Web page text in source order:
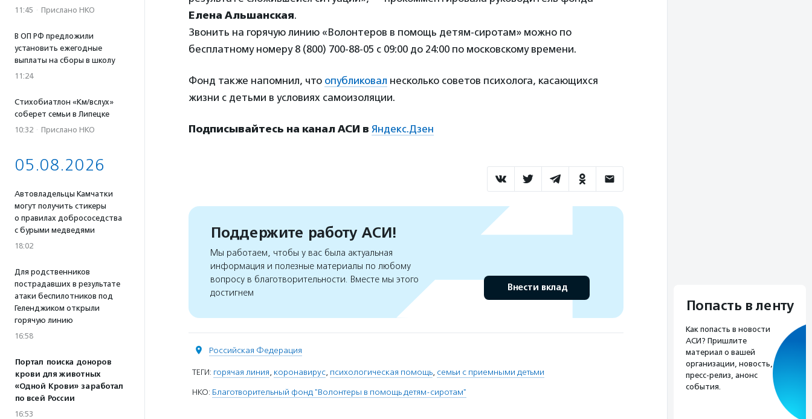
11:45 · Прислано НКО
В ОП РФ предложили
установить ежегодные
выплаты на сборы в школу
11:24
Стихобиатлон «Км/вслух»
соберет семьи в Липецке
10:32 · Прислано НКО
05.08.2026
Автовладельцы Камчатки
могут получить стикеры
о правилах добрососедства
с бурыми медведями
18:02
Для родственников
пострадавших в результате
атаки беспилотников под
Геленджиком открыли
горячую линию
16:58
Портал поиска доноров
крови для животных
«Одной Крови» заработал
по всей России
16:53
Елена Альшанская.
Звонить на горячую линию «Волонтеров в помощь детям-сиротам» можно по
бесплатному номеру 8 (800) 700-88-05 с 09:00 до 24:00 по московскому времени.
Фонд также напомнил, что опубликовал несколько советов психолога, касающихся
жизни с детьми в условиях самоизоляции.
Подписывайтесь на канал АСИ в Яндекс.Дзен
Поддержите работу АСИ!
Мы работаем, чтобы у вас была актуальная
информация и полезные материалы по любому
вопросу в благотворительности. Вместе мы этого
достигнем
Внести вклад
Российская Федерация
ТЕГИ: горячая линия, коронавирус, психологическая помощь, семьи с приемными детьми
НКО: Благотворительный фонд "Волонтеры в помощь детям-сиротам"
Попасть в ленту
Как попасть в новости
АСИ? Пришлите
материал о вашей
организации, новость,
пресс-релиз, анонс
события.